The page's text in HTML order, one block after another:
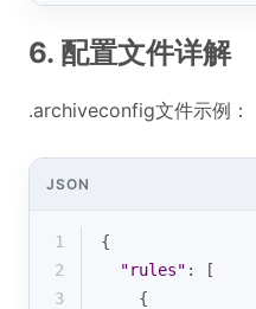
6. 配置文件详解
.archiveconfig文件示例：
JSON
1
{
2
"rules" : [
3
    {